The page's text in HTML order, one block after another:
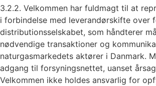
3.2.2. Velkommen har fuldmagt til at
i forbindelse med leverandørskifte over
distributionsselskabet, som håndterer
nødvendige transaktioner og
naturgasmarkedets aktører i Danmark.
adgang til forsyningsnettet, uanset
Velkommen ikke holdes ansvarlig for